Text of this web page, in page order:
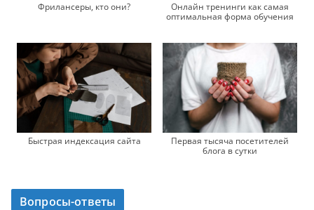
Фрилансеры, кто они?
Онлайн тренинги как самая
оптимальная форма обучения
Быстрая индексация сайта
Первая тысяча посетителей
блога в сутки
Вопросы-ответы